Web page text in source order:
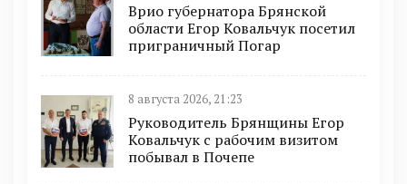
Врио губернатора Брянской
области Егор Ковальчук посетил
приграничный Погар
8 августа 2026, 21:23
Руководитель Брянщины Егор
Ковальчук с рабочим визитом
побывал в Почепе